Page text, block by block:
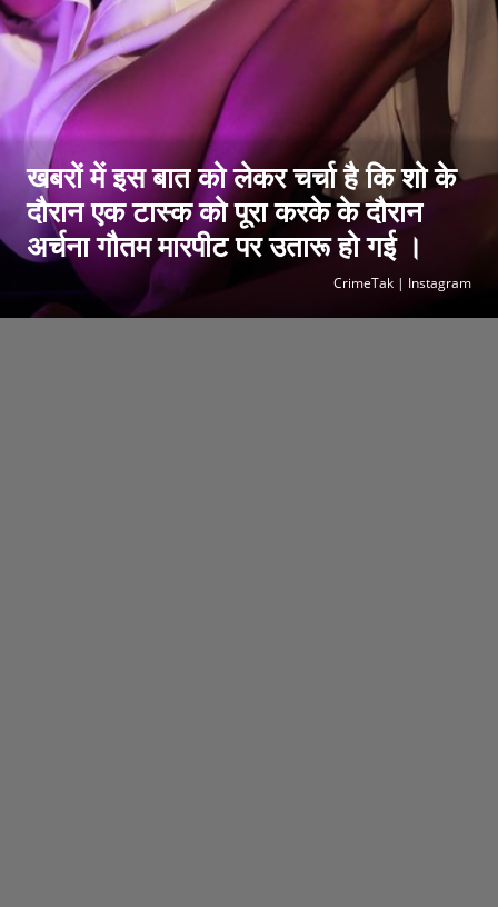
खबरों में इस बात को लेकर चर्चा है कि शो के
दौरान एक टास्क को पूरा करके के दौरान
अर्चना गौतम मारपीट पर उतारू हो गई ।
CrimeTak | Instagram